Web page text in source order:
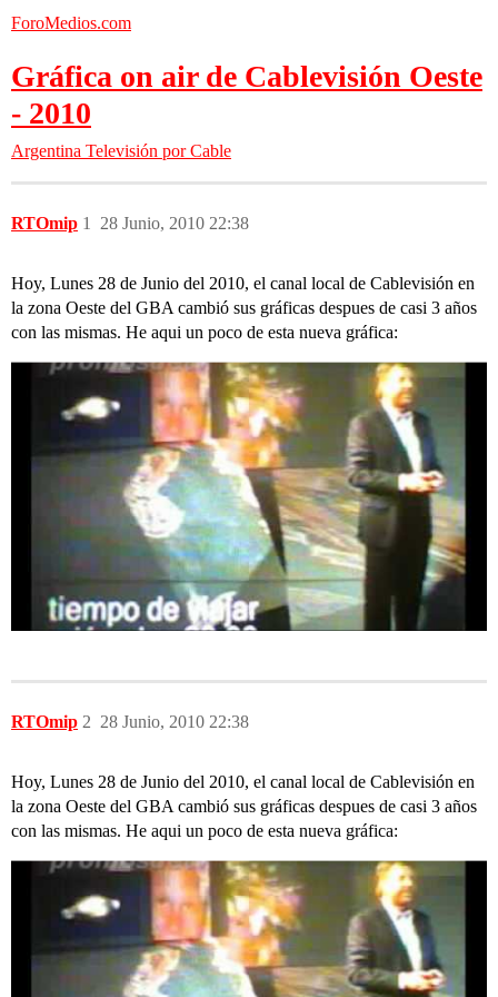
ForoMedios.com
Gráfica on air de Cablevisión Oeste
- 2010
Argentina Televisión por Cable
RTOmip 28 Junio, 2010 22:38
1
Hoy, Lunes 28 de Junio del 2010, el canal local de Cablevisión en
la zona Oeste del GBA cambió sus gráficas despues de casi 3 años
con las mismas. He aqui un poco de esta nueva gráfica:
RTOmip 28 Junio, 2010 22:38
2
Hoy, Lunes 28 de Junio del 2010, el canal local de Cablevisión en
la zona Oeste del GBA cambió sus gráficas despues de casi 3 años
con las mismas. He aqui un poco de esta nueva gráfica: